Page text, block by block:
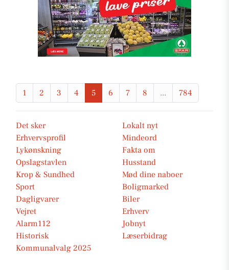
1 2 3 4 5 6 7 8 ... 784
Det sker
Lokalt nyt
Erhvervsprofil
Mindeord
Lykønskning
Fakta om
Opslagstavlen
Husstand
Krop & Sundhed
Mød dine naboer
Sport
Boligmarked
Dagligvarer
Biler
Vejret
Erhverv
Alarm112
Jobnyt
Historisk
Læserbidrag
Kommunalvalg 2025